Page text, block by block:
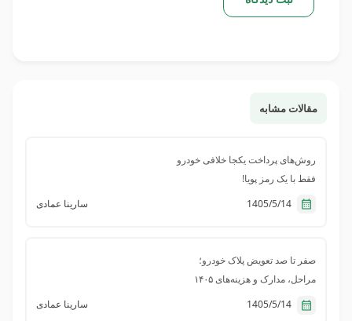
مقالات مشابه
روش‌های پرداخت یکجا خلافی خودرو
فقط با یک رمز پویا!
سارینا عمادی
صفر تا صد تعویض پلاک خودرو؛
مراحل، مدارک و هزینه‌های ۱۴۰۵
سارینا عمادی